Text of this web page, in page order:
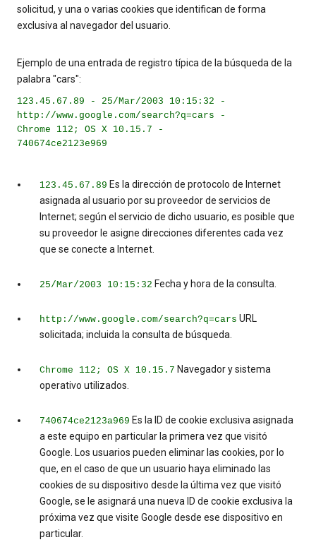
solicitud, y una o varias cookies que identifican de forma
exclusiva al navegador del usuario.
Ejemplo de una entrada de registro típica de la búsqueda de la
palabra "cars":
123.45.67.89 - 25/Mar/2003 10:15:32 -
http://www.google.com/search?q=cars -
Chrome 112; OS X 10.15.7 -
740674ce2123e969
123.45.67.89 Es la dirección de protocolo de Internet
asignada al usuario por su proveedor de servicios de
Internet; según el servicio de dicho usuario, es posible que
su proveedor le asigne direcciones diferentes cada vez
que se conecte a Internet.
25/Mar/2003 10:15:32 Fecha y hora de la consulta.
http://www.google.com/search?q=cars URL
solicitada; incluida la consulta de búsqueda.
Chrome 112; OS X 10.15.7 Navegador y sistema
operativo utilizados.
740674ce2123a969 Es la ID de cookie exclusiva asignada
a este equipo en particular la primera vez que visitó
Google. Los usuarios pueden eliminar las cookies, por lo
que, en el caso de que un usuario haya eliminado las
cookies de su dispositivo desde la última vez que visitó
Google, se le asignará una nueva ID de cookie exclusiva la
próxima vez que visite Google desde ese dispositivo en
particular.